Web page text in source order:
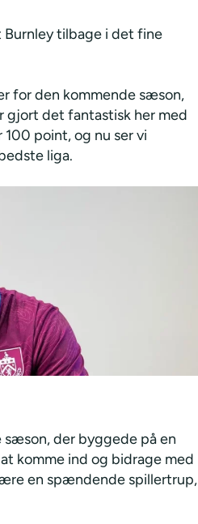
Burnley tilbage i det fine
for den kommende sæson,
gjort det fantastisk her med
point, og nu ser vi
liga.
sæson, der byggede på en
komme ind og bidrage med
en spændende spillertrup,